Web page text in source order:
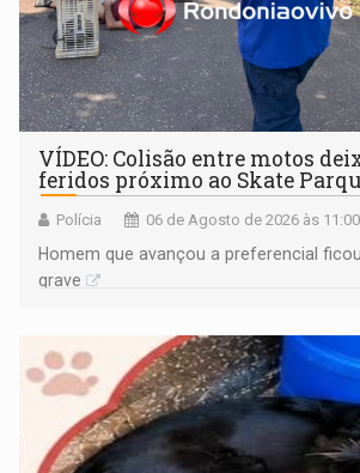
VÍDEO: Colisão entre motos
feridos próximo ao Skate
Polícia 06 de Agosto de 2026 às 11:00
Homem que avançou a preferencial
grave